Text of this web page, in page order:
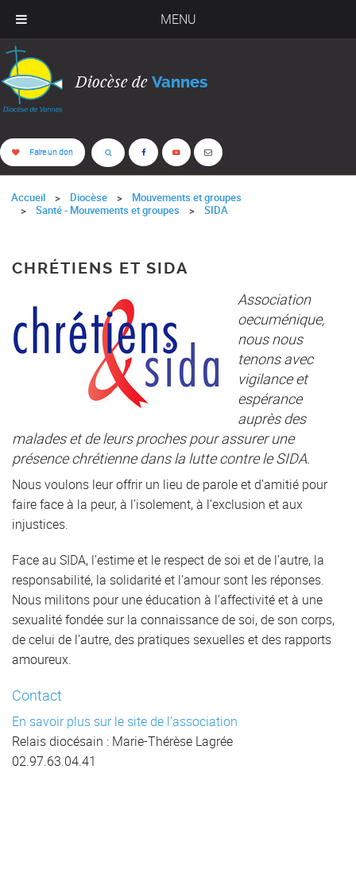
MENU
Diocèse de Vannes
Faire un don
Accueil Diocèse
Mouvements et groupes
Santé - Mouvements et groupes
SIDA
CHRÉTIENS ET SIDA
Association
oecuménique,
nous nous
tenons avec
vigilance et
espérance
auprès des
malades et de leurs proches pour assurer une
présence chrétienne dans la lutte contre le SIDA.
Nous voulons leur offrir un lieu de parole et d’amitié pour
faire face à la peur, à l’isolement, à l’exclusion et aux
injustices.
Face au SIDA, l’estime et le respect de soi et de l’autre, la
responsabilité, la solidarité et l’amour sont les réponses.
Nous militons pour une éducation à l’affectivité et à une
sexualité fondée sur la connaissance de soi, de son corps,
de celui de l’autre, des pratiques sexuelles et des rapports
amoureux.
Contact
En savoir plus sur le site de l’association
Relais diocésain : Marie-Thérèse Lagrée
02.97.63.04.41